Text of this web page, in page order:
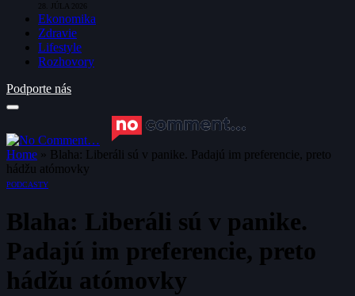
28. JÚLA 2026
Ekonomika
Zdravie
Lifestyle
Rozhovory
Podporte nás
Home » Blaha: Liberáli sú v panike. Padajú im preferencie, preto
hádžu atómovky
PODCASTY
Blaha: Liberáli sú v panike.
Padajú im preferencie, preto
hádžu atómovky